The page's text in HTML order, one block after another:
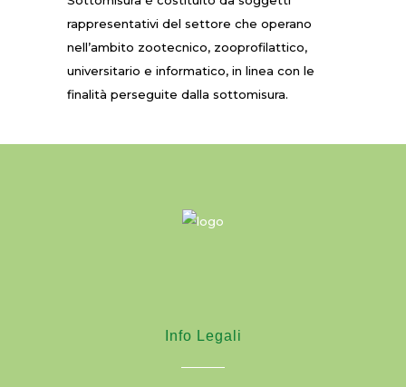
rappresentativi del settore che operano
nell’ambito zootecnico, zooprofilattico,
universitario e informatico, in linea con le
finalità perseguite dalla sottomisura.
Info Legali